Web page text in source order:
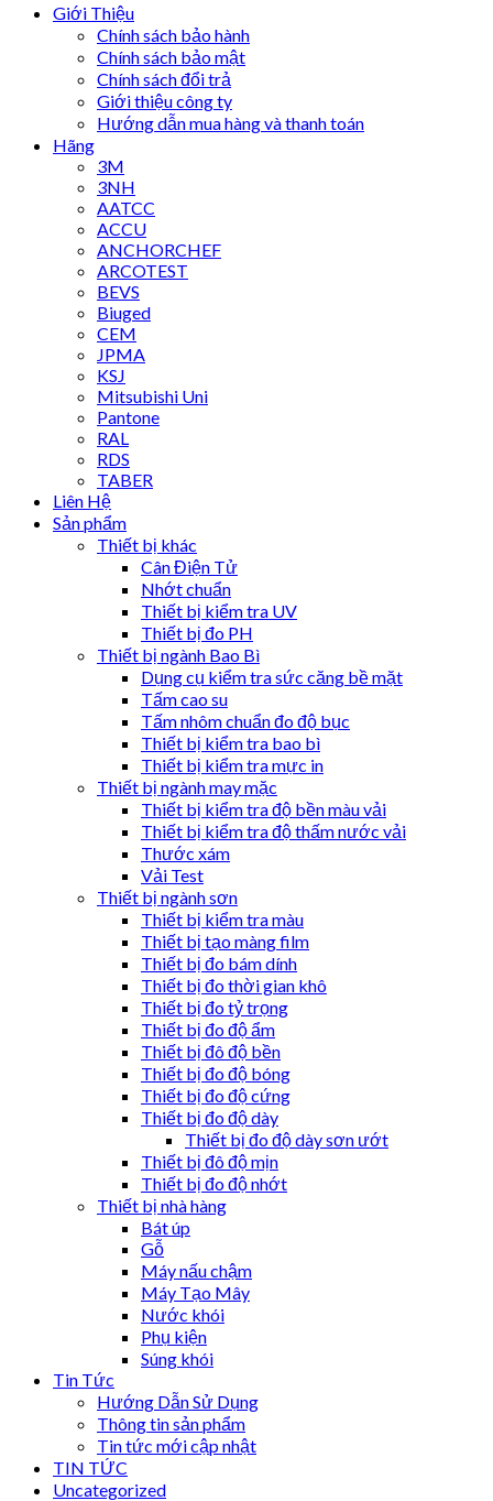
Giới Thiệu
Chính sách bảo hành
Chính sách bảo mật
Chính sách đổi trả
Giới thiệu công ty
Hướng dẫn mua hàng và thanh toán
Hãng
3M
3NH
AATCC
ACCU
ANCHORCHEF
ARCOTEST
BEVS
Biuged
CEM
JPMA
KSJ
Mitsubishi Uni
Pantone
RAL
RDS
TABER
Liên Hệ
Sản phẩm
Thiết bị khác
Cân Điện Tử
Nhớt chuẩn
Thiết bị kiểm tra UV
Thiết bị đo PH
Thiết bị ngành Bao Bì
Dụng cụ kiểm tra sức căng bề mặt
Tấm cao su
Tấm nhôm chuẩn đo độ bục
Thiết bị kiểm tra bao bì
Thiết bị kiểm tra mực in
Thiết bị ngành may mặc
Thiết bị kiểm tra độ bền màu vải
Thiết bị kiểm tra độ thấm nước vải
Thước xám
Vải Test
Thiết bị ngành sơn
Thiết bị kiểm tra màu
Thiết bị tạo màng film
Thiết bị đo bám dính
Thiết bị đo thời gian khô
Thiết bị đo tỷ trọng
Thiết bị đo độ ẩm
Thiết bị đô độ bền
Thiết bị đo độ bóng
Thiết bị đo độ cứng
Thiết bị đo độ dày
Thiết bị đo độ dày sơn ướt
Thiết bị đô độ mịn
Thiết bị đo độ nhớt
Thiết bị nhà hàng
Bát úp
Gỗ
Máy nấu chậm
Máy Tạo Mây
Nước khói
Phụ kiện
Súng khói
Tin Tức
Hướng Dẫn Sử Dụng
Thông tin sản phẩm
Tin tức mới cập nhật
TIN TỨC
Uncategorized